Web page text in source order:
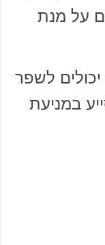
על מנת
יכולים לשפר
במניעת